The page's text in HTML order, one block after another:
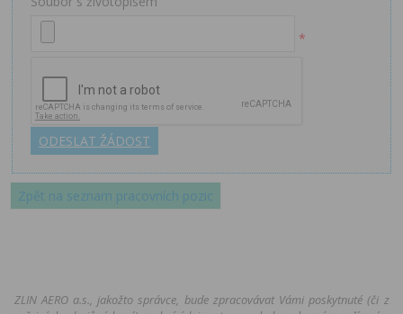
*
Zpět na seznam pracovních pozic
ZLIN AERO a.s., jakožto správce, bude zpracovávat Vámi poskytnuté (či z